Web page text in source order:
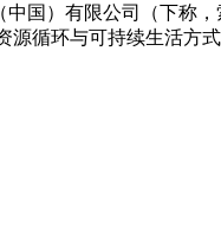
国）有限公司（下称
循环与可持续生活方